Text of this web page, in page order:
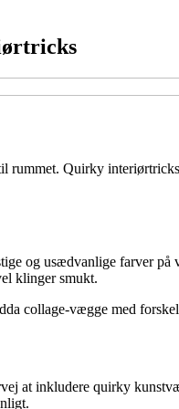
rummet. Quirky
og usædvanlige farver
klinger smukt.
collage-vægge med
at inkludere quirky